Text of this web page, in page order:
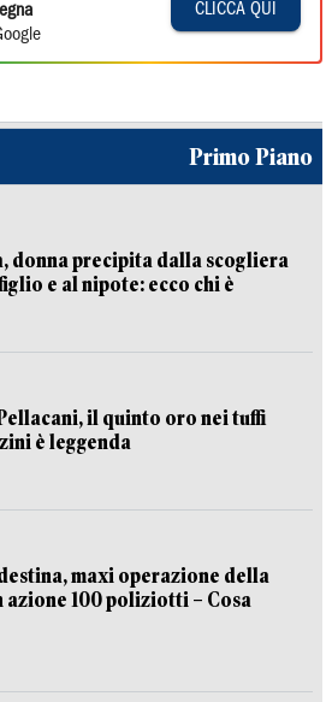
CLICCA QUI
Primo Piano
donna precipita dalla scogliera
e al nipote: ecco chi è
il quinto oro nei tuffi
è leggenda
maxi operazione della
azione 100 poliziotti – Cosa